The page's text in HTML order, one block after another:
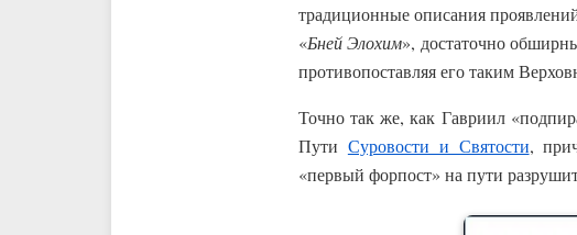
традиционные описания
«Бней Элохим», достаточно
противопоставляя его таким
Точно так же, как Гавриил
Пути Суровости и Святости,
«первый форпост» на пути